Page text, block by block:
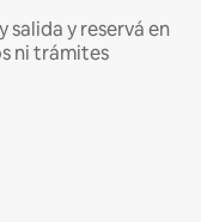
salida y reservá en
ni trámites